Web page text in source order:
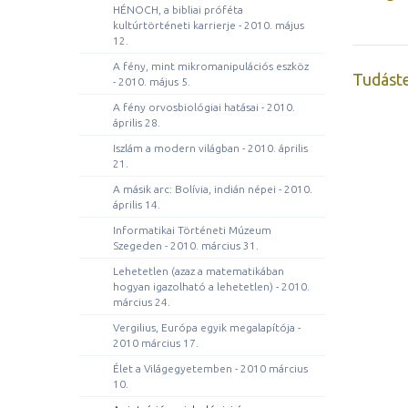
HÉNOCH, a bibliai próféta
kultúrtörténeti karrierje - 2010. május
12.
A fény, mint mikromanipulációs eszköz
- 2010. május 5.
A fény orvosbiológiai hatásai - 2010.
április 28.
Iszlám a modern világban - 2010. április
21.
A másik arc: Bolívia, indián népei - 2010.
április 14.
Informatikai Történeti Múzeum
Szegeden - 2010. március 31.
Lehetetlen (azaz a matematikában
hogyan igazolható a lehetetlen) - 2010.
március 24.
Vergilius, Európa egyik megalapítója -
2010 március 17.
Élet a Világegyetemben - 2010 március
10.